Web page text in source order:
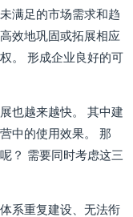
满足的市场需求和趋
效地巩固或拓展相应
。 形成企业良好的可
也越来越快。 其中建
中的使用效果。 那
？ 需要同时考虑这三
系重复建设、无法衔